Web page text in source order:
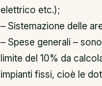
elettrico etc.);
– Sistemazione delle
– Spese generali –
limite del 10% da
impianti fissi, cioè le